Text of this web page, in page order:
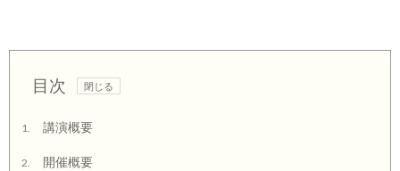
目次
1. 講演概要
2. 開催概要